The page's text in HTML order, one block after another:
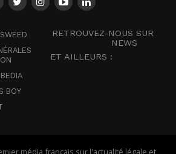
BOY
RETROUVEZ-NOUS SUR
NEWS
ET AILLEURS :
média français sur l'actualité légale et